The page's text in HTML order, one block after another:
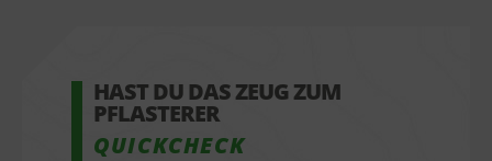
QUICKCHECK
HAST DU DAS ZEUG ZUM
PFLASTERER